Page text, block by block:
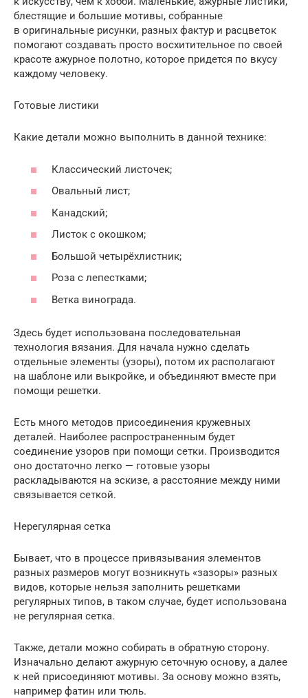
блестящие и большие мотивы, собранные
в оригинальные рисунки, разных фактур и расцветок
помогают создавать просто восхитительное по своей
красоте ажурное полотно, которое придется по вкусу
каждому человеку.
Готовые листики
Какие детали можно выполнить в данной технике:
Классический листочек;
Овальный лист;
Канадский;
Листок с окошком;
Большой четырёхлистник;
Роза с лепестками;
Ветка винограда.
Здесь будет использована последовательная
технология вязания. Для начала нужно сделать
отдельные элементы (узоры), потом их располагают
на шаблоне или выкройке, и объединяют вместе при
помощи решетки.
Есть много методов присоединения кружевных
деталей. Наиболее распространенным будет
соединение узоров при помощи сетки. Производится
оно достаточно легко — готовые узоры
раскладываются на эскизе, а расстояние между ними
связывается сеткой.
Нерегулярная сетка
Бывает, что в процессе привязывания элементов
разных размеров могут возникнуть «зазоры» разных
видов, которые нельзя заполнить решетками
регулярных типов, в таком случае, будет использована
не регулярная сетка.
Также, детали можно собирать в обратную сторону.
Изначально делают ажурную сеточную основу, а далее
к ней присоединяют мотивы. За основу можно взять,
например фатин или тюль.